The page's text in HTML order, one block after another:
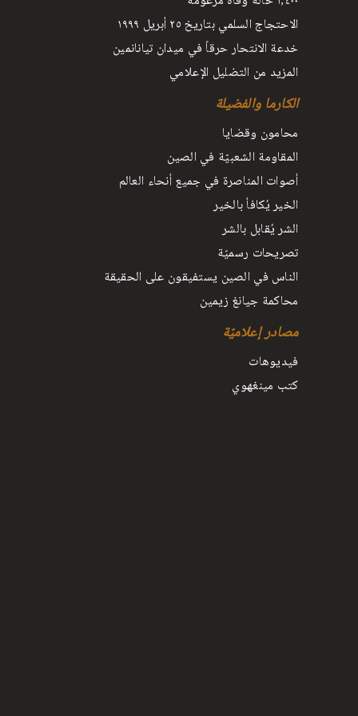
الاحتجاج السلمي بتاريخ ٢٥ أبريل ١٩٩٩
خدعة الانتحار حرقاً في ميدان تيانانمين
المزيد من التضليل الإعلامي
الكارما والفضيلة
محامون وقضايا
المقاومة الشعبيّة في الصين
أصوات المناصرة في جميع أنحاء العالم
الخير يُكافأ بالخير
الشر يُقابل بالشر
تصريحات رسميّة
الناس في الصين يستفيقون على الحقيقة
محاكمة جيانغ زيمين
مصادر إعلاميّة
فيديوهات
كتب مينغهوي